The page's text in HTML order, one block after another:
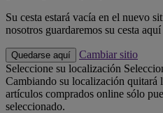
Su cesta estará vacía en el nuevo
nosotros guardaremos su cesta
Quedarse aquí
Cambiar sitio
Seleccione su localización
Cambiando su localización quitará
artículos comprados online sólo
seleccionado.